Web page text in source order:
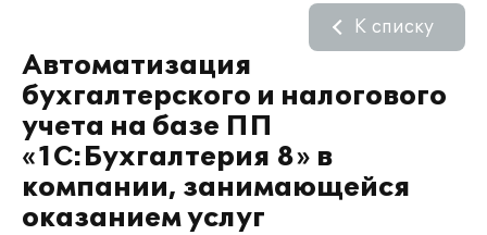
Автоматизация
бухгалтерского и налогового
учета на базе ПП
«1С:Бухгалтерия 8» в
компании, занимающейся
оказанием услуг
К списку